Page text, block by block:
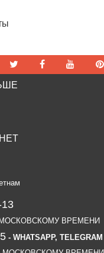
МОСКОВСКОМУ ВРЕМЕНИ
- WHATSAPP, TELEGRAM